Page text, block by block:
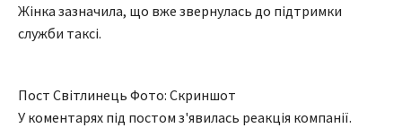
Жінка зазначила, що вже звернулась до підтримки
служби таксі.
Пост Світлинець Фото: Скриншот
У коментарях під постом з'явилась реакція компанії.